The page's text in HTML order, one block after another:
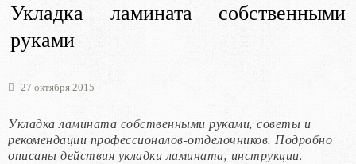
Укладка ламината собственными
руками
27 октября 2015
Укладка ламината собственными руками, советы и
рекомендации профессионалов-отделочников. Подробно
описаны действия укладки ламината, инструкции.